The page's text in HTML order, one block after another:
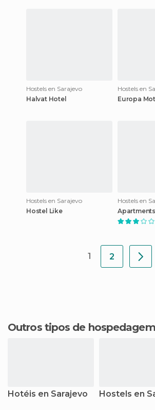
Hostels en Sarajevo
Halvat Hotel
Hostels en
Europa
Hostels en Sarajevo
Hostel Like
Hostels en
1 2
Outros tipos de hospedagem
Hotéis en Sarajevo Hostels en